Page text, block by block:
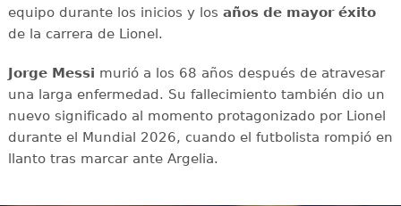
equipo durante los inicios y los años de mayor éxito
de la carrera de Lionel.
Jorge Messi murió a los 68 años después de atravesar
una larga enfermedad. Su fallecimiento también dio un
nuevo significado al momento protagonizado por Lionel
durante el Mundial 2026, cuando el futbolista rompió en
llanto tras marcar ante Argelia.